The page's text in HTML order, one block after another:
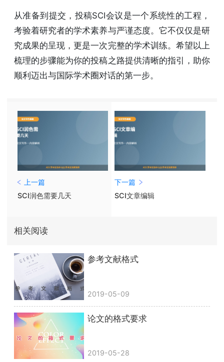
从准备到提交，投稿SCI会议是一个系统性的工程，
考验着研究者的学术素养与严谨态度。它不仅仅是研
究成果的呈现，更是一次完整的学术训练。希望以上
梳理的步骤能为你的投稿之路提供清晰的指引，助你
顺利迈出与国际学术圈对话的第一步。
上一篇
SCI润色需要几天
下一篇
SCI文章编辑
相关阅读
参考文献格式
2019-05-09
论文的格式要求
2019-05-28